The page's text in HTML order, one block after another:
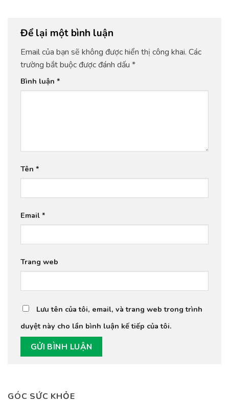
GÓC SỨC KHỎE
Để lại một bình luận
Email của bạn sẽ không được hiển thị công khai. Các
trường bắt buộc được đánh dấu *
Bình luận *
Tên *
Email *
Trang web
Lưu tên của tôi, email, và trang web trong trình
duyệt này cho lần bình luận kế tiếp của tôi.